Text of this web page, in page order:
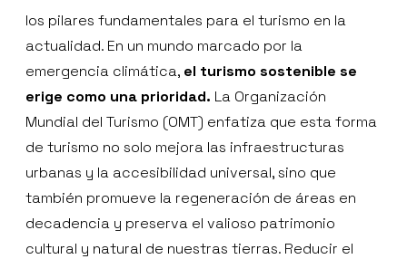
los pilares fundamentales para el turismo en la
actualidad. En un mundo marcado por la
emergencia climática, el turismo sostenible se
erige como una prioridad. La Organización
Mundial del Turismo (OMT) enfatiza que esta forma
de turismo no solo mejora las infraestructuras
urbanas y la accesibilidad universal, sino que
también promueve la regeneración de áreas en
decadencia y preserva el valioso patrimonio
cultural y natural de nuestras tierras. Reducir el